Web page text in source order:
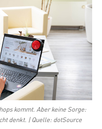
kommt. Aber keine Sorge:
denkt. | Quelle: dotSource